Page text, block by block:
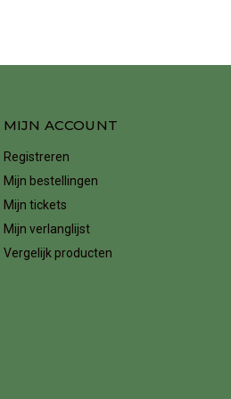
MIJN ACCOUNT
Registreren
Mijn bestellingen
Mijn tickets
Mijn verlanglijst
Vergelijk producten